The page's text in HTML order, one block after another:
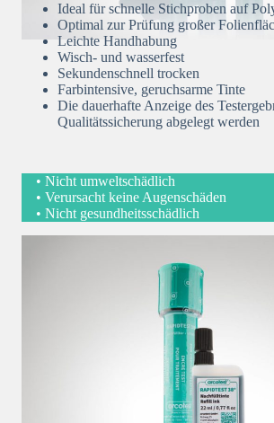
Ideal für schnelle Stichproben auf
Optimal zur Prüfung großer
Leichte Handhabung
Wisch- und wasserfest
Sekundenschnell trocken
Farbintensive, geruchsarme Tinte
Die dauerhafte Anzeige des
Qualitätssicherung abgelegt werden
• Nicht umweltschädlich
• Verursacht keine Augenschäden
• Nicht gesundheitsschädlich